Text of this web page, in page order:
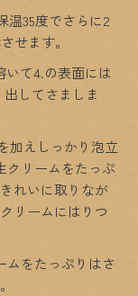
温35度でさらに2
せます。
いて4.の表面には
してさましま
加えしっかり泡立
クリームをたっぷ
れいに取りなが
リームにはりつ
ムをたっぷりはさ